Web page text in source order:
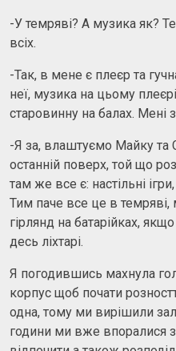
-У темряві? А музика як?
всіх.
-Так, в мене є плеєр та
неї, музика на цьому
старовинну на балах. Мені
-Я за, влаштуємо Майку та
останній поверх, той що
там же все є: настільні
Тим паче все це в
гірлянд на батарійках,
десь ліхтарі.
Я погодившись махнула
корпус щоб почати
одна, тому ми вирішили
години ми вже впоралися